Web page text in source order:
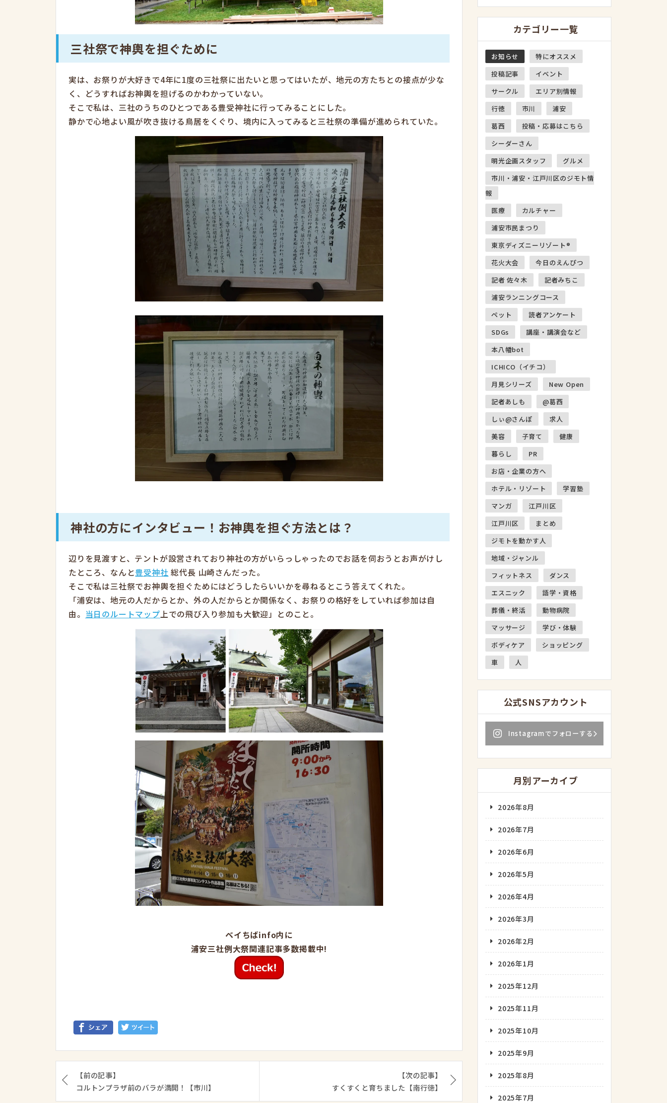
三社祭で神輿を担ぐために
実は、お祭りが大好きで4年に1度の三社祭に出たいと思ってはいたが、地元の方たちとの接点が少な
く、どうすればお神輿を担げるのかわかっていない。
そこで私は、三社のうちのひとつである豊受神社に行ってみることにした。
静かで心地よい風が吹き抜ける鳥居をくぐり、境内に入ってみると三社祭の準備が進められていた。
神社の方にインタビュー！お神輿を担ぐ方法とは？
辺りを見渡すと、テントが設営されており神社の方がいらっしゃったのでお話を伺おうとお声がけし
たところ、なんと豊受神社 総代長 山崎さんだった。
そこで私は三社祭でお神輿を担ぐためにはどうしたらいいかを尋ねるとこう答えてくれた。
「浦安は、地元の人だからとか、外の人だからとか関係なく、お祭りの格好をしていれば参加は自
由。 当日のルートマップ 上での飛び入り参加も大歓迎」とのこと。
ベイちばinfo内に
浦安三社例大祭関連記事多数掲載中!
【前の記事】
コルトンプラザ前のバラが満開！【市川】
【次の記事】
すくすくと育ちました【南行徳】
カテゴリー一覧
お知らせ
特にオススメ
投稿記事
イベント
サークル
エリア別情報
行徳
市川
浦安
葛西
投稿・応募はこちら
シーダーさん
明光企画スタッフ
グルメ
市川・浦安・江戸川区のジモト情
報
医療
カルチャー
浦安市民まつり
東京ディズニーリゾート®
花火大会
今日のえんぴつ
記者 佐々木
記者みちこ
浦安ランニングコース
ペット
読者アンケート
SDGs
講座・講演会など
本八幡bot
ICHICO（イチコ）
月見シリーズ
New Open
記者あしも
@葛西
しぃ@さんぽ
求人
美容
子育て
健康
暮らし
PR
お店・企業の方へ
ホテル・リゾート
学習塾
マンガ
江戸川区
江戸川区
まとめ
ジモトを動かす人
地域・ジャンル
フィットネス
ダンス
エスニック
語学・資格
葬儀・終活
動物病院
マッサージ
学び・体験
ボディケア
ショッピング
車
人
公式SNSアカウント
Instagramでフォローする
月別アーカイブ
2026年8月
2026年7月
2026年6月
2026年5月
2026年4月
2026年3月
2026年2月
2026年1月
2025年12月
2025年11月
2025年10月
2025年9月
2025年8月
2025年7月